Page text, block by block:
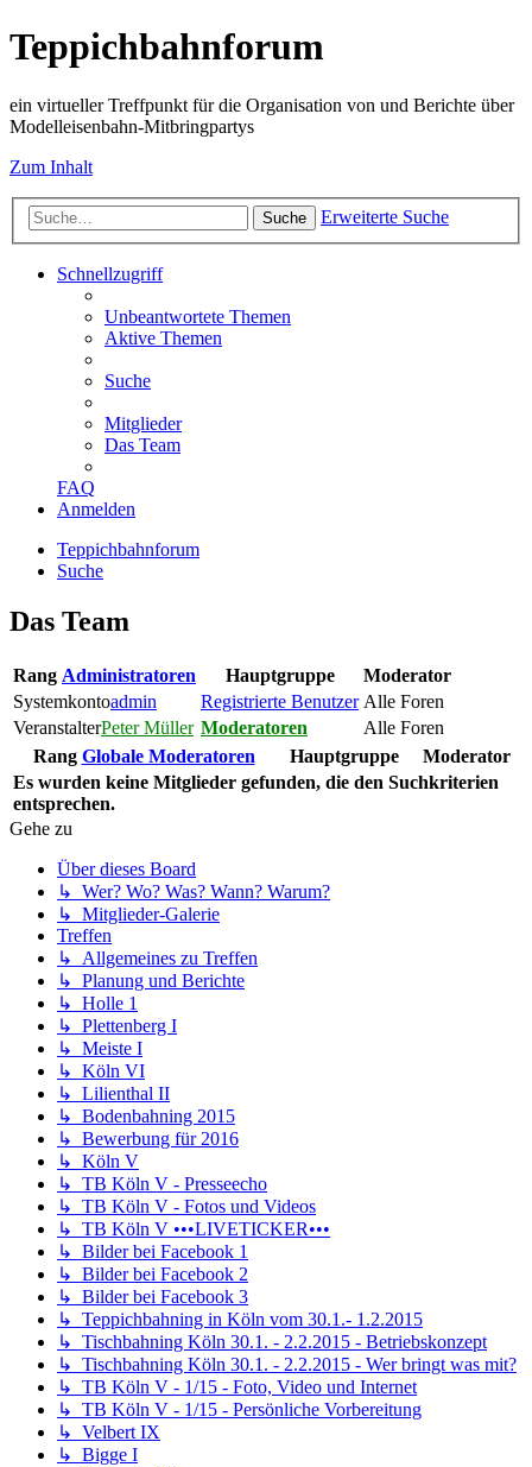
Teppichbahnforum
ein virtueller Treffpunkt für die Organisation von und Berichte über
Modelleisenbahn-Mitbringpartys
Zum Inhalt
Suche Erweiterte Suche
Schnellzugriff
Unbeantwortete Themen
Aktive Themen
Suche
Mitglieder
Das Team
FAQ
Anmelden
Teppichbahnforum
Suche
Das Team
Rang Administratoren Hauptgruppe
Moderator
Systemkontoadmin Registrierte Benutzer Alle Foren
VeranstalterPeter Müller Moderatoren
Alle Foren
Rang Globale Moderatoren Hauptgruppe
Moderator
Es wurden keine Mitglieder gefunden, die den Suchkriterien
entsprechen.
Gehe zu
Über dieses Board
↳ Wer? Wo? Was? Wann? Warum?
↳ Mitglieder-Galerie
Treffen
↳ Allgemeines zu Treffen
↳ Planung und Berichte
↳ Holle 1
↳ Plettenberg I
↳ Meiste I
↳ Köln VI
↳ Lilienthal II
↳ Bodenbahning 2015
↳ Bewerbung für 2016
↳ Köln V
↳ TB Köln V - Presseecho
↳ TB Köln V - Fotos und Videos
↳ TB Köln V •••LIVETICKER•••
↳ Bilder bei Facebook 1
↳ Bilder bei Facebook 2
↳ Bilder bei Facebook 3
↳ Teppichbahning in Köln vom 30.1.- 1.2.2015
↳ Tischbahning Köln 30.1. - 2.2.2015 - Betriebskonzept
↳ Tischbahning Köln 30.1. - 2.2.2015 - Wer bringt was mit?
↳ TB Köln V - 1/15 - Foto, Video und Internet
↳ TB Köln V - 1/15 - Persönliche Vorbereitung
↳ Velbert IX
↳ Bigge I